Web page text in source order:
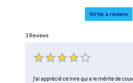
Write a review
3 Reviews
J'ai apprécié ce livre qui a le mérite de